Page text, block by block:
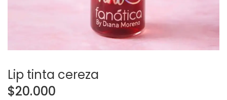
Lip tinta cereza
$20.000